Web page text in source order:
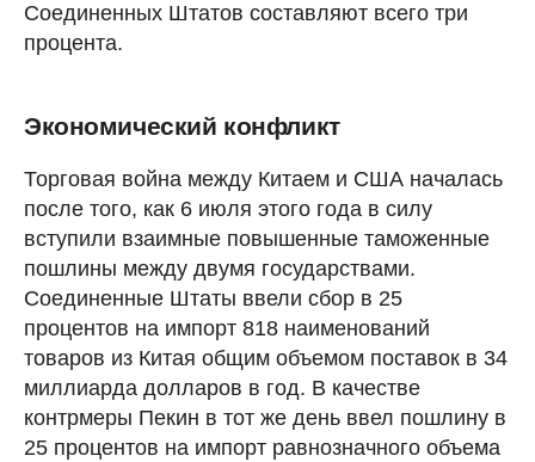
Соединенных Штатов составляют всего три
процента.
Экономический конфликт
Торговая война между Китаем и США началась
после того, как 6 июля этого года в силу
вступили взаимные повышенные таможенные
пошлины между двумя государствами.
Соединенные Штаты ввели сбор в 25
процентов на импорт 818 наименований
товаров из Китая общим объемом поставок в 34
миллиарда долларов в год. В качестве
контрмеры Пекин в тот же день ввел пошлину в
25 процентов на импорт равнозначного объема